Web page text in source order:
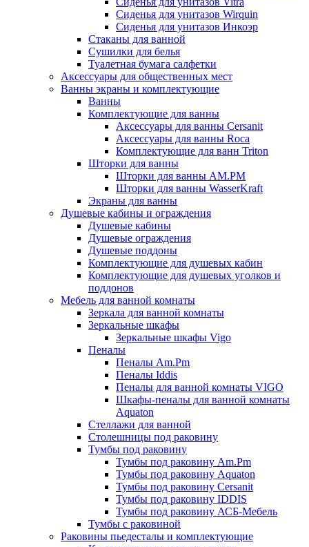
Сиденья для унитазов Wirquin
Сиденья для унитазов Инкоэр
Стаканы для ванной
Сушилки для белья
Туалетная бумага салфетки
Аксессуары для общественных мест
Ванны экраны и комплектующие
Ванны
Комплектующие для ванны
Аксессуары для ванны Cersanit
Аксессуары для ванны Roca
Комплектующие для ванн Triton
Шторки для ванны
Шторки для ванны AM.PM
Шторки для ванны WasserKraft
Экраны для ванны
Душевые кабины и ограждения
Душевые кабины
Душевые ограждения
Душевые поддоны
Комплектующие для душевых кабин
Комплектующие для душевых уголков и
поддонов
Мебель для ванной комнаты
Зеркала для ванной комнаты
Зеркальные шкафы
Зеркальные шкафы Vigo
Пеналы
Пеналы Am.Pm
Пеналы Iddis
Пеналы для ванной комнаты VIGO
Шкафы-пеналы для ванной комнаты
Aquaton
Стеллажи для ванной
Столешницы под раковину
Тумбы под раковину
Тумбы под раковину Am.Pm
Тумбы под раковину Aquaton
Тумбы под раковину Cersanit
Тумбы под раковину IDDIS
Тумбы под раковину АСБ-Мебель
Тумбы с раковиной
Раковины пьедесталы и комплектующие